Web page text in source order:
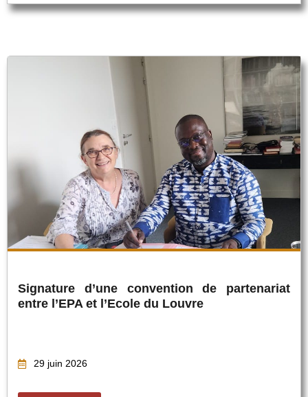
Signature d’une convention de partenariat
entre l’EPA et l’Ecole du Louvre
29 juin 2026